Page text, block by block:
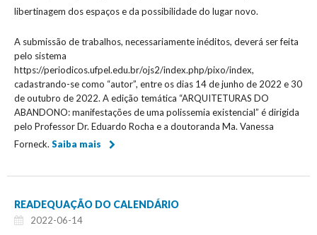
libertinagem dos espaços e da possibilidade do lugar novo.
A submissão de trabalhos, necessariamente inéditos, deverá ser feita
pelo sistema
https://periodicos.ufpel.edu.br/ojs2/index.php/pixo/index,
cadastrando-se como “autor”, entre os dias 14 de junho de 2022 e 30
de outubro de 2022. A edição temática “ARQUITETURAS DO
ABANDONO: manifestações de uma polissemia existencial” é dirigida
pelo Professor Dr. Eduardo Rocha e a doutoranda Ma. Vanessa
Forneck. Saiba mais
READEQUAÇÃO DO CALENDÁRIO
2022-06-14